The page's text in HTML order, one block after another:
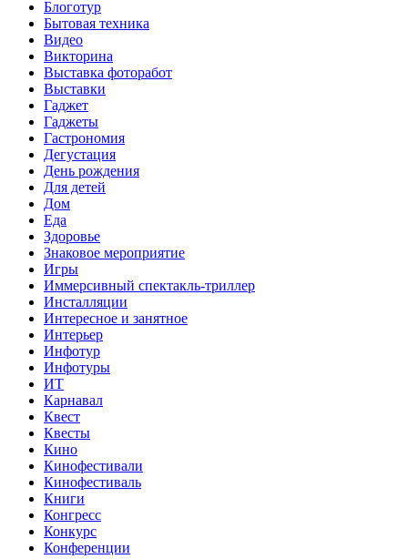
Блоготур
Бытовая техника
Видео
Викторина
Выставка фоторабот
Выставки
Гаджет
Гаджеты
Гастрономия
Дегустация
День рождения
Для детей
Дом
Еда
Здоровье
Знаковое мероприятие
Игры
Иммерсивный спектакль-триллер
Инсталляции
Интересное и занятное
Интерьер
Инфотур
Инфотуры
ИТ
Карнавал
Квест
Квесты
Кино
Кинофестивали
Кинофестиваль
Книги
Конгресс
Конкурс
Конференции